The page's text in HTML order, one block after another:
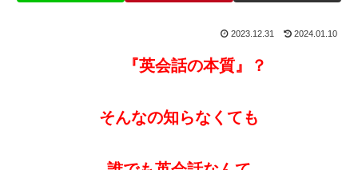
2023.12.31 2024.01.10
『英会話の本質』？
そんなの知らなくても